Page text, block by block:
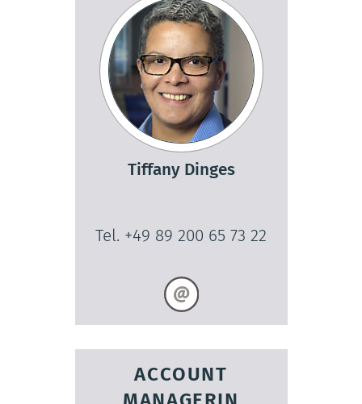
Tiffany Dinges
Tel. +49 89 200 65 73 22
ACCOUNT